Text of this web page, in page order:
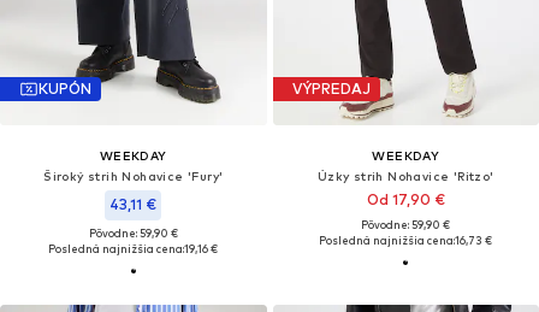
KUPÓN
WEEKDAY
Široký strih Nohavice 'Fury'
43,11 €
Pôvodne: 59,90 €
Posledná najnižšia cena:19,16 €
VÝPREDAJ
WEEKDAY
Úzky strih Nohavice 'Ritzo'
Od 17,90 €
Pôvodne: 59,90 €
Posledná najnižšia cena:16,73 €